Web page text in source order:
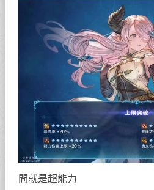
問就是超能力